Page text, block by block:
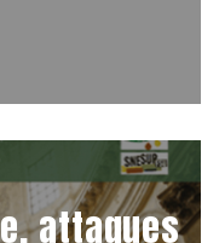
attaques